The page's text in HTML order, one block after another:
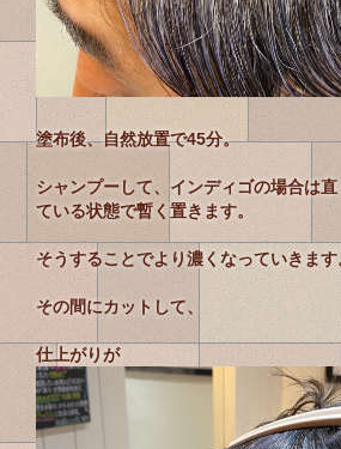
塗布後、自然放置で45分。
シャンプーして、インディゴの場合は
ている状態で暫く置きます。
そうすることでより濃くなっていきます
その間にカットして、
仕上がりが